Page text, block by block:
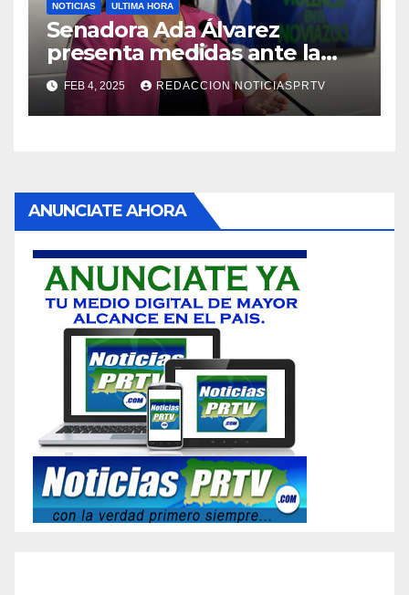
NOTICIAS ULTIMA HORA
Senadora Ada Álvarez
presenta medidas ante la
violencia en el noviazgo
FEB 4, 2025 REDACCION NOTICIASPRTV
ANUNCIATE AHORA